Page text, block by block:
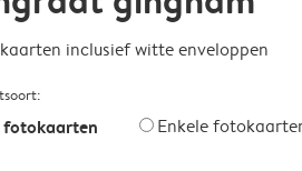
inclusief witte enveloppen
fotokaarten Enkele